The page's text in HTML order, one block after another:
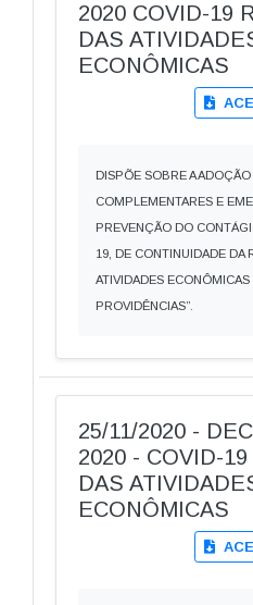
2020 COVID-19
DAS
ECONÔMICAS
DISPÕE SOBRE A
COMPLEMENTARES E
PREVENÇÃO DO
19, DE CONTINUIDADE DA
ATIVIDADES
PROVIDÊNCIAS”.
25/11/2020 -
2020 - COVID-
DAS
ECONÔMICAS